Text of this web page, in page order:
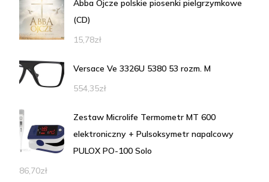
Abba Ojcze polskie piosenki pielgrzymkowe
(CD)
15,78zł
Versace Ve 3326U 5380 53 rozm. M
554,35zł
Zestaw Microlife Termometr MT 600
elektroniczny + Pulsoksymetr napalcowy
PULOX PO-100 Solo
86,70zł